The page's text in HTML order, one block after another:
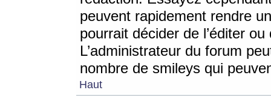
peuvent rapidement rendre
pourrait décider de l’éditer
L’administrateur du forum
nombre de smileys qui
Haut